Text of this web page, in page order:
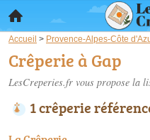
Accueil > Provence-Alpes-Côte
Crêperie à Gap
LesCreperies.fr vous propose la
1 crêperie